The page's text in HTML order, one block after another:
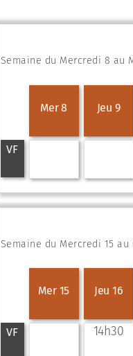
Semaine du Mercredi 8 au
Mer 8 Jeu 9
VF
Semaine du Mercredi 15 au
Mer 15 Jeu 16
VF 14h30